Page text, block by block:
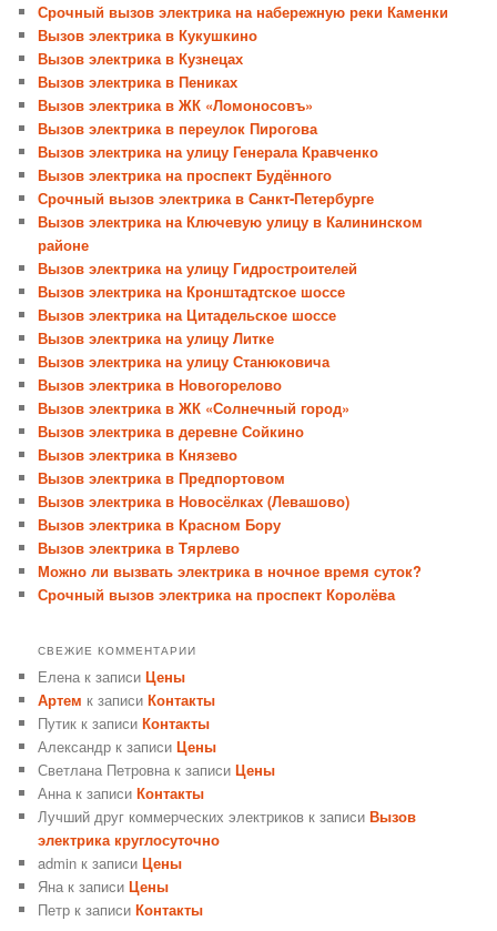
Срочный вызов электрика на набережную реки Каменки
Вызов электрика в Кукушкино
Вызов электрика в Кузнецах
Вызов электрика в Пениках
Вызов электрика в ЖК «Ломоносовъ»
Вызов электрика в переулок Пирогова
Вызов электрика на улицу Генерала Кравченко
Вызов электрика на проспект Будённого
Срочный вызов электрика в Санкт-Петербурге
Вызов электрика на Ключевую улицу в Калининском
районе
Вызов электрика на улицу Гидростроителей
Вызов электрика на Кронштадтское шоссе
Вызов электрика на Цитадельское шоссе
Вызов электрика на улицу Литке
Вызов электрика на улицу Станюковича
Вызов электрика в Новогорелово
Вызов электрика в ЖК «Солнечный город»
Вызов электрика в деревне Сойкино
Вызов электрика в Князево
Вызов электрика в Предпортовом
Вызов электрика в Новосёлках (Левашово)
Вызов электрика в Красном Бору
Вызов электрика в Тярлево
Можно ли вызвать электрика в ночное время суток?
Срочный вызов электрика на проспект Королёва
СВЕЖИЕ КОММЕНТАРИИ
Елена к записиЦены
Артем к записиКонтакты
Путик к записиКонтакты
Александр к записиЦены
Светлана Петровна к записиЦены
Анна к записиКонтакты
Лучший друг коммерческих электриков к записиВызов
электрика круглосуточно
admin к записиЦены
Яна к записиЦены
Петр к записиКонтакты